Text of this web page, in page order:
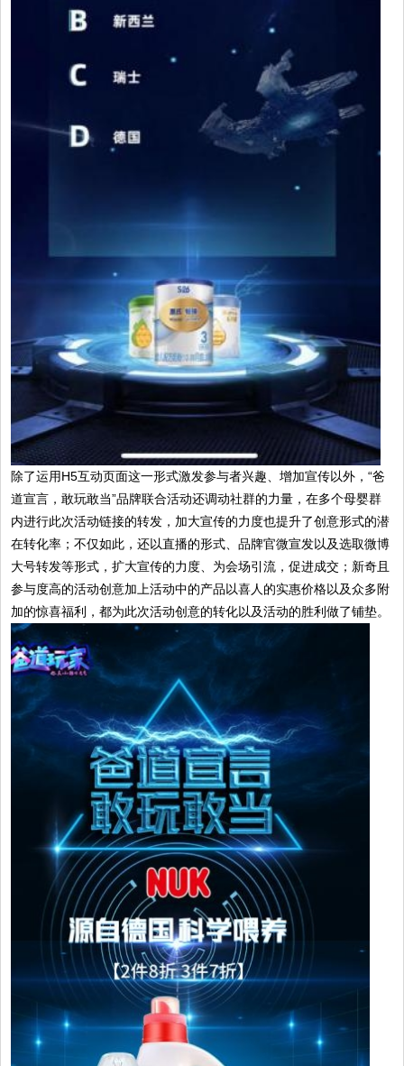
除了运用H5互动页面这一形式激发参与者兴趣、增加宣传以外，“爸
道宣言，敢玩敢当”品牌联合活动还调动社群的力量，在多个母婴群
内进行此次活动链接的转发，加大宣传的力度也提升了创意形式的潜
在转化率；不仅如此，还以直播的形式、品牌官微宣发以及选取微博
大号转发等形式，扩大宣传的力度、为会场引流，促进成交；新奇且
参与度高的活动创意加上活动中的产品以喜人的实惠价格以及众多附
加的惊喜福利，都为此次活动创意的转化以及活动的胜利做了铺垫。